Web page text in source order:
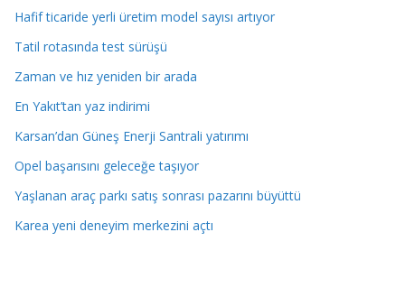
Hafif ticaride yerli üretim model sayısı artıyor
Tatil rotasında test sürüşü
Zaman ve hız yeniden bir arada
En Yakıt’tan yaz indirimi
Karsan’dan Güneş Enerji Santrali yatırımı
Opel başarısını geleceğe taşıyor
Yaşlanan araç parkı satış sonrası pazarını büyüttü
Karea yeni deneyim merkezini açtı